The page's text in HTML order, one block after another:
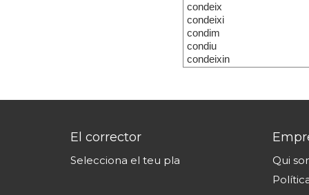
condeix
condeixi
condim
condiu
condeixin
El corrector
Selecciona el teu pla
Qui